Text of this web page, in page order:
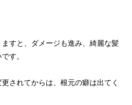
すと、ダメージも進み、綺麗な髪
す。
されてからは、根元の癖は出てく